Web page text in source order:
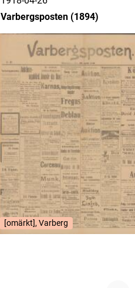
Varbergsposten (1894)
[omärkt], Varberg